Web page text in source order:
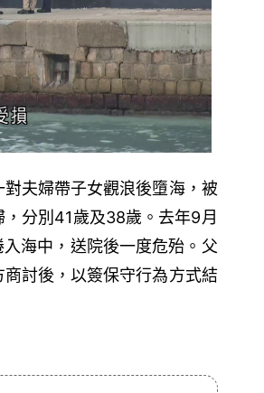
對夫婦帶子女觀浪後墮海，被
分別41歲及38歲。去年9月
海中，送院後一度危殆。父
討後，以簽保守行為方式結